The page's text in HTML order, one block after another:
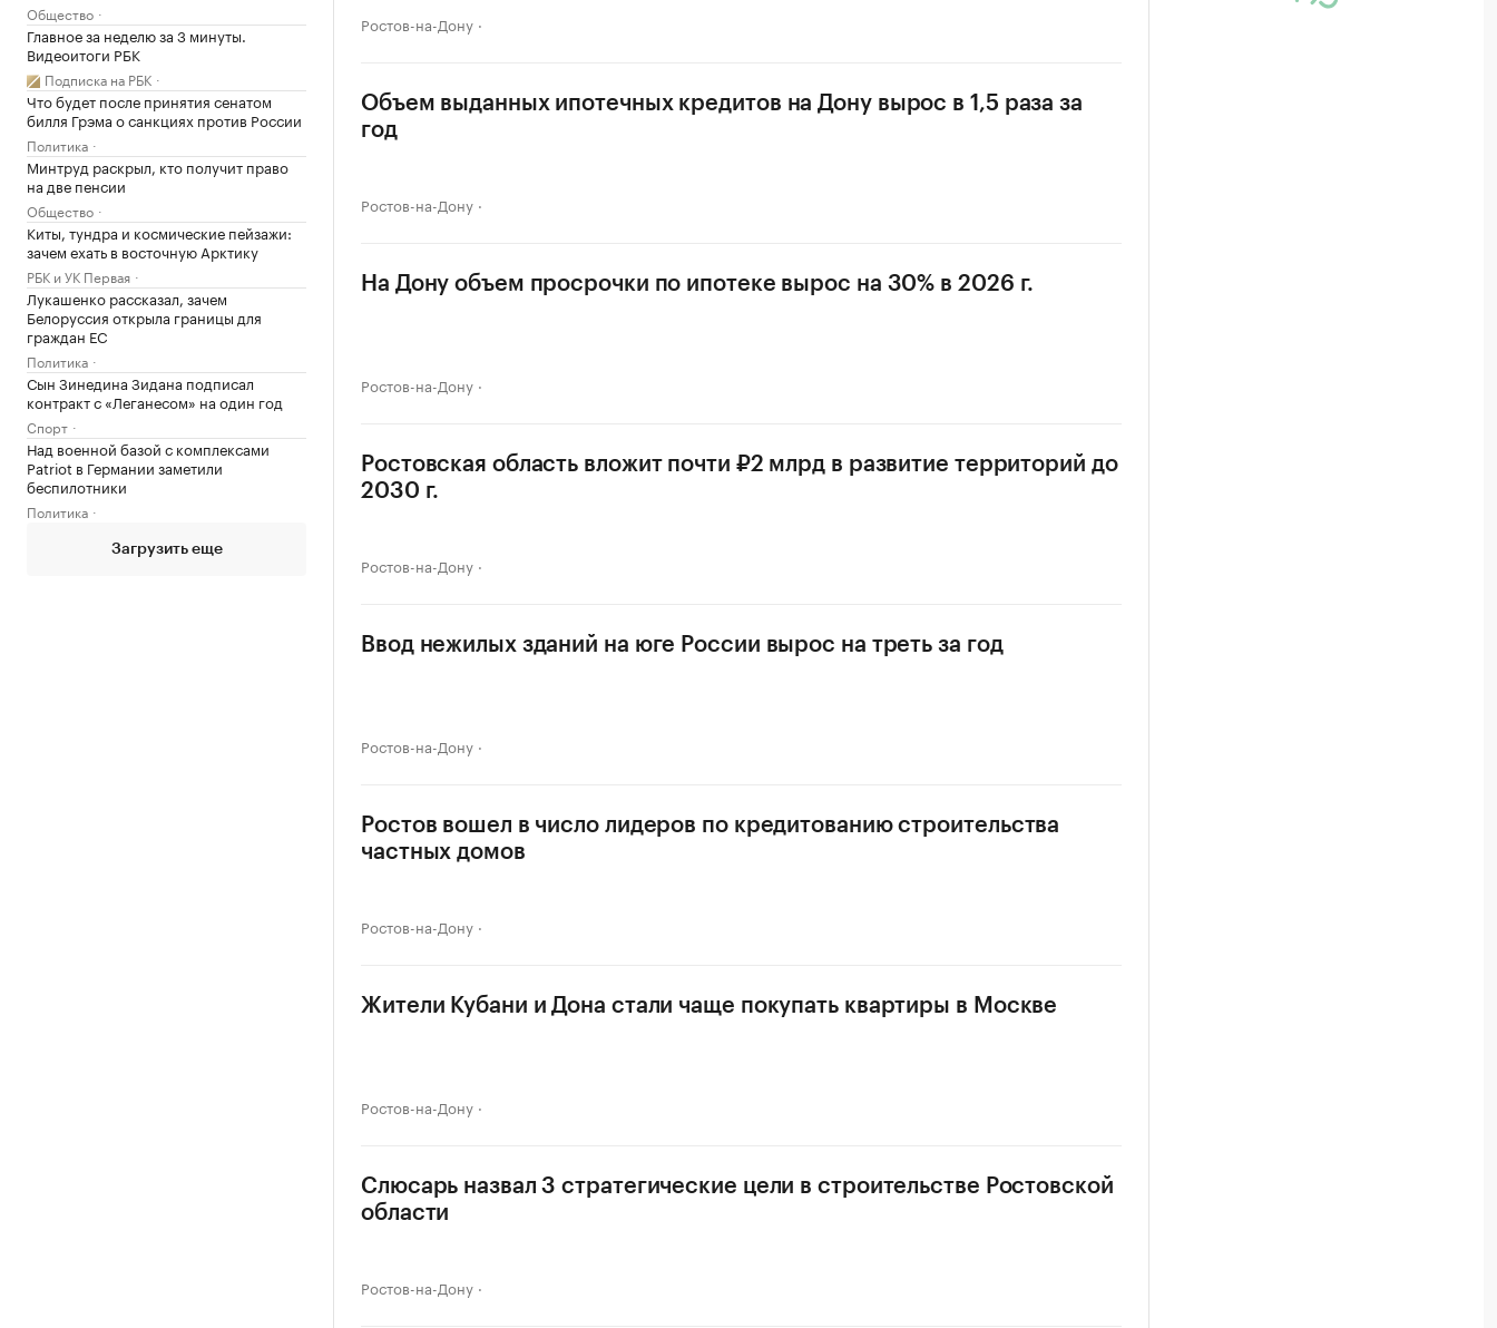
Общество
Главное за неделю за 3 минуты.
Видеоитоги РБК
Подписка на РБК
Что будет после принятия сенатом
билля Грэма о санкциях против России
Политика
Минтруд раскрыл, кто получит право
на две пенсии
Общество
Киты, тундра и космические пейзажи:
зачем ехать в восточную Арктику
РБК и УК Первая
Лукашенко рассказал, зачем
Белоруссия открыла границы для
граждан ЕС
Политика
Сын Зинедина Зидана подписал
контракт с «Леганесом» на один год
Спорт
Над военной базой с комплексами
Patriot в Германии заметили
беспилотники
Политика
Загрузить еще
Ростов-на-Дону
Объем выданных ипотечных кредитов на Дону вырос в 1,5 раза за
год
Ростов-на-Дону
На Дону объем просрочки по ипотеке вырос на 30% в 2026 г.
Ростов-на-Дону
Ростовская область вложит почти ₽2 млрд в развитие территорий до
2030 г.
Ростов-на-Дону
Ввод нежилых зданий на юге России вырос на треть за год
Ростов-на-Дону
Ростов вошел в число лидеров по кредитованию строительства
частных домов
Ростов-на-Дону
Жители Кубани и Дона стали чаще покупать квартиры в Москве
Ростов-на-Дону
Слюсарь назвал 3 стратегические цели в строительстве Ростовской
области
Ростов-на-Дону